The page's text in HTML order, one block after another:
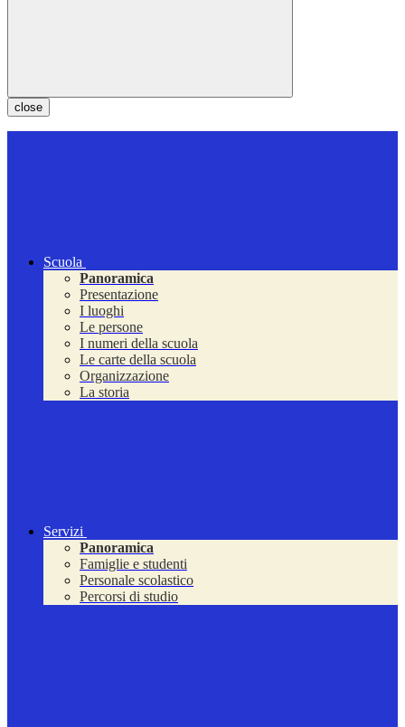
close
Scuola
Panoramica
Presentazione
I luoghi
Le persone
I numeri della scuola
Le carte della scuola
Organizzazione
La storia
Servizi
Panoramica
Famiglie e studenti
Personale scolastico
Percorsi di studio